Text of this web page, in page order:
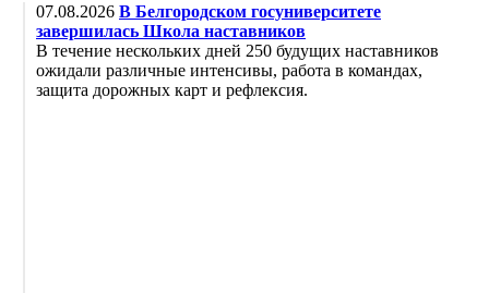
07.08.2026 В Белгородском госуниверситете
завершилась Школа наставников
В течение нескольких дней 250 будущих наставников
ожидали различные интенсивы, работа в командах,
защита дорожных карт и рефлексия.